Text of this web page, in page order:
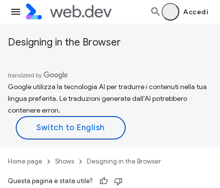
Accedi
Designing in the Browser
Google utilizza la tecnologia AI per tradurre i contenuti nella tua
lingua preferita. Le traduzioni generate dall'AI potrebbero
contenere errori.
Home page Shows Designing in the Browser
Questa pagina è stata utile?